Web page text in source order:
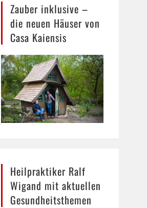
Zauber inklusive –
die neuen Häuser von
Casa Kaiensis
Heilpraktiker Ralf
Wigand mit aktuellen
Gesundheitsthemen